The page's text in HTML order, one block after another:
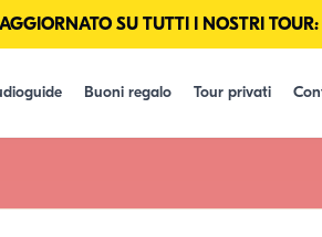
SU TUTTI I NOSTRI TOUR:
Buoni regalo Tour privati